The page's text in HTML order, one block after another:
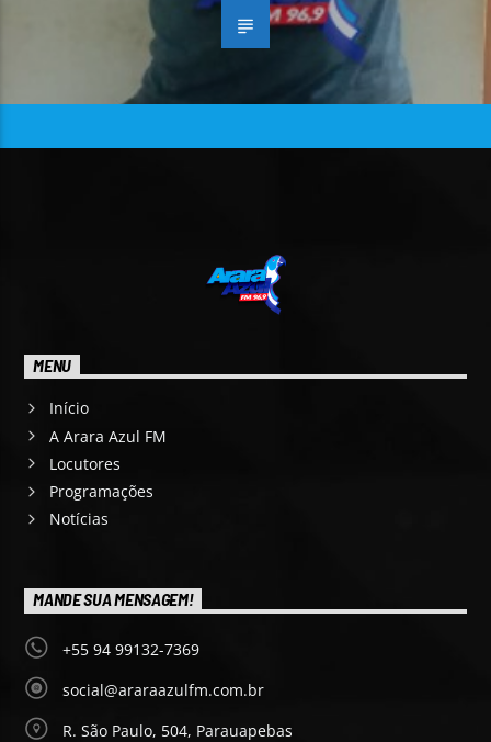
MENU
Início
A Arara Azul FM
Locutores
Programações
Notícias
MANDE SUA MENSAGEM!
+55 94 99132-7369
social@araraazulfm.com.br
R. São Paulo, 504, Parauapebas